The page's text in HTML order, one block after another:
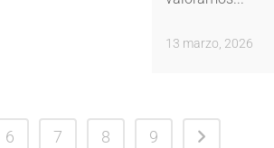
13 marzo, 2026
6 7 8 9